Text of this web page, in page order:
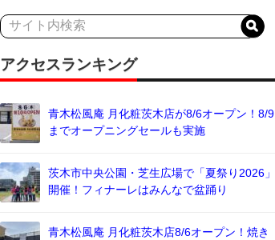
アクセスランキング
青木松風庵 月化粧茨木店が8/6オープン！8/9
までオープニングセールも実施
茨木市中央公園・芝生広場で「夏祭り2026」
開催！フィナーレはみんなで盆踊り
青木松風庵 月化粧茨木店8/6オープン！焼き